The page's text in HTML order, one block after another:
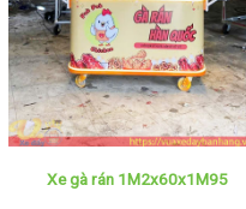
Xe gà rán 1M2x60x1M95